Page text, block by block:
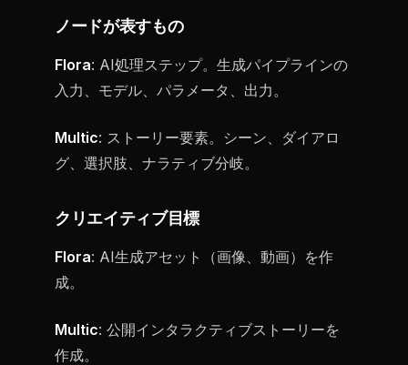
ノードが表すもの
Flora: AI処理ステップ。生成パイプラインの
入力、モデル、パラメータ、出力。
Multic: ストーリー要素。シーン、ダイアロ
グ、選択肢、ナラティブ分岐。
クリエイティブ目標
Flora: AI生成アセット（画像、動画）を作
成。
Multic: 公開インタラクティブストーリーを
作成。